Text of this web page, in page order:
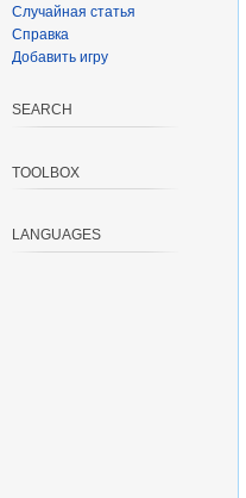
Случайная статья
Справка
Добавить игру
SEARCH
TOOLBOX
LANGUAGES